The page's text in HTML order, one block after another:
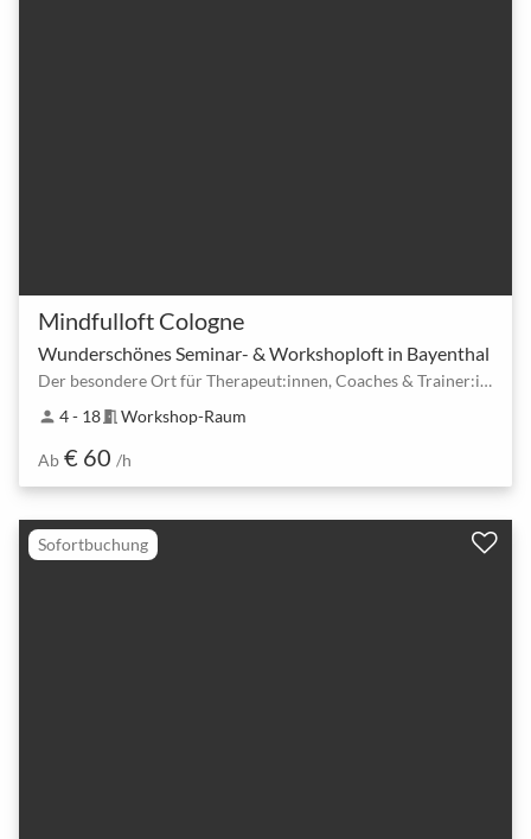
Mindfulloft Cologne
Wunderschönes Seminar- & Workshoploft in Bayenthal
Der besondere Ort für Therapeut:innen, Coaches & Trainer:innen – wo Entwicklung Raum bekommt
person 4 - 18meeting_room Workshop-Raum
Ab € 60 /h
Sofortbuchung